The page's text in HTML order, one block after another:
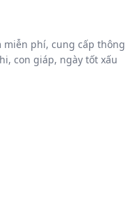
miễn phí, cung cấp thông
con giáp, ngày tốt xấu